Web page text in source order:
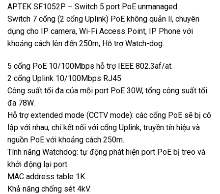
APTEK SF1052P – Switch 5 port PoE unmanaged
Switch 7 cổng (2 cổng Uplink) PoE không quản lí, chuyên
dụng cho IP camera, Wi-Fi Access Point, IP Phone với
khoảng cách lên đến 250m, Hỗ trợ Watch-dog.
5 cổng PoE 10/100Mbps hỗ trợ IEEE 802.3af/at.
2 cổng Uplink 10/100Mbps RJ45
Công suất tối đa của mỗi port PoE 30W, tổng công suất tối
đa 78W.
Hỗ trợ extended mode (CCTV mode): các cổng PoE sẽ bị cô
lập với nhau, chỉ kết nối với cổng Uplink, truyền tín hiệu và
nguồn PoE với khoảng cách 250m.
Tính năng Watchdog: tự động phát hiện port PoE bị treo và
khởi động lại port.
MAC address table 1K.
Khả năng chống sét 4kV.